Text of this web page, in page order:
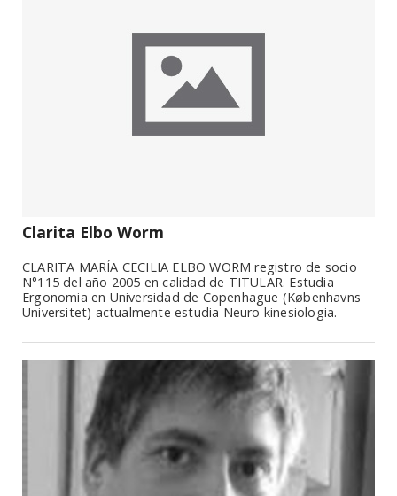
Clarita Elbo Worm
CLARITA MARÍA CECILIA ELBO WORM registro de socio
N°115 del año 2005 en calidad de TITULAR. Estudia
Ergonomia en Universidad de Copenhague (Københavns
Universitet) actualmente estudia Neuro kinesiologia.